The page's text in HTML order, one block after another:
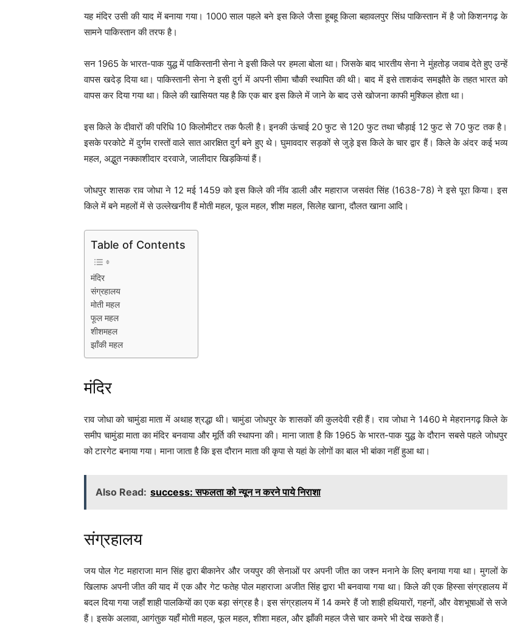
यह मंदिर उसी की याद में बनाया गया। 1000 साल पहले बने इस किले जैसा हूबहू किला बहावलपुर सिंध पाकिस्तान में है जो किशनगढ़ के
सामने पाकिस्तान की तरफ है।
सन 1965 के भारत-पाक युद्ध में पाकिस्तानी सेना ने इसी किले पर हमला बोला था। जिसके बाद भारतीय सेना ने मुंहतोड़ जवाब देते हुए उन्हें
वापस खदेड़ दिया था। पाकिस्तानी सेना ने इसी दुर्ग में अपनी सीमा चौकी स्थापित की थी। बाद में इसे ताशकंद समझौते के तहत भारत को
वापस कर दिया गया था। किले की खासियत यह है कि एक बार इस किले में जाने के बाद उसे खोजना काफी मुश्किल होता था।
इस किले के दीवारों की परिधि 10 किलोमीटर तक फैली है। इनकी ऊंचाई 20 फुट से 120 फुट तथा चौड़ाई 12 फुट से 70 फुट तक है।
इसके परकोटे में दुर्गम रास्तों वाले सात आरक्षित दुर्ग बने हुए थे। घुमावदार सड़कों से जुड़े इस किले के चार द्वार हैं। किले के अंदर कई भव्य
महल, अद्भुत नक्काशीदार दरवाजे, जालीदार खिड़कियां हैं।
जोधपुर शासक राव जोधा ने 12 मई 1459 को इस किले की नींव डाली और महाराज जसवंत सिंह (1638-78) ने इसे पूरा किया। इस
किले में बने महलों में से उल्लेखनीय हैं मोती महल, फूल महल, शीश महल, सिलेह खाना, दौलत खाना आदि।
Table of Contents
मंदिर
संग्रहालय
मोती महल
फूल महल
शीशमहल
झाँकी महल
मंदिर
राव जोधा को चामुंडा माता में अथाह श्रद्धा थी। चामुंडा जोधपुर के शासकों की कुलदेवी रही हैं। राव जोधा ने 1460 मे मेहरानगढ़ किले के
समीप चामुंडा माता का मंदिर बनवाया और मूर्ति की स्थापना की। माना जाता है कि 1965 के भारत-पाक युद्ध के दौरान सबसे पहले जोधपुर
को टारगेट बनाया गया। माना जाता है कि इस दौरान माता की कृपा से यहां के लोगों का बाल भी बांका नहीं हुआ था।
Also Read: success: सफलता को न्यून न करने पाये निराशा
संग्रहालय
जय पोल गेट महाराजा मान सिंह द्वारा बीकानेर और जयपुर की सेनाओं पर अपनी जीत का जश्न मनाने के लिए बनाया गया था। मुगलों के
खिलाफ अपनी जीत की याद में एक और गेट फतेह पोल महाराजा अजीत सिंह द्वारा भी बनवाया गया था। किले की एक हिस्सा संग्रहालय में
बदल दिया गया जहाँ शाही पालकियों का एक बड़ा संग्रह है। इस संग्रहालय में 14 कमरे हैं जो शाही हथियारों, गहनों, और वेशभूषाओं से सजे
हैं। इसके अलावा, आगंतुक यहाँ मोती महल, फूल महल, शीशा महल, और झाँकी महल जैसे चार कमरे भी देख सकते हैं।